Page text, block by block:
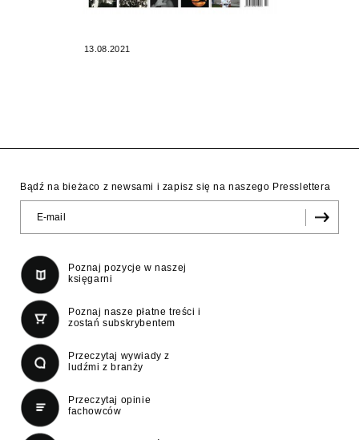
13.08.2021
Bądź na bieżaco z newsami i zapisz się na naszego Presslettera
Poznaj pozycje w naszej
księgarni
Poznaj nasze płatne treści i
zostań subskrybentem
Przeczytaj wywiady z
ludźmi z branży
Przeczytaj opinie
fachowców